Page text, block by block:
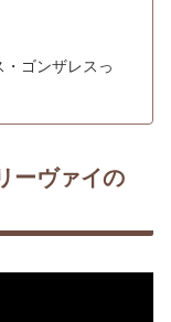
・ゴンザレスっ
ーヴァイの